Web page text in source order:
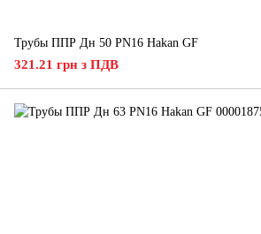
Трубы ППР Дн 50 PN16 Hakan GF
321.21 грн з ПДВ